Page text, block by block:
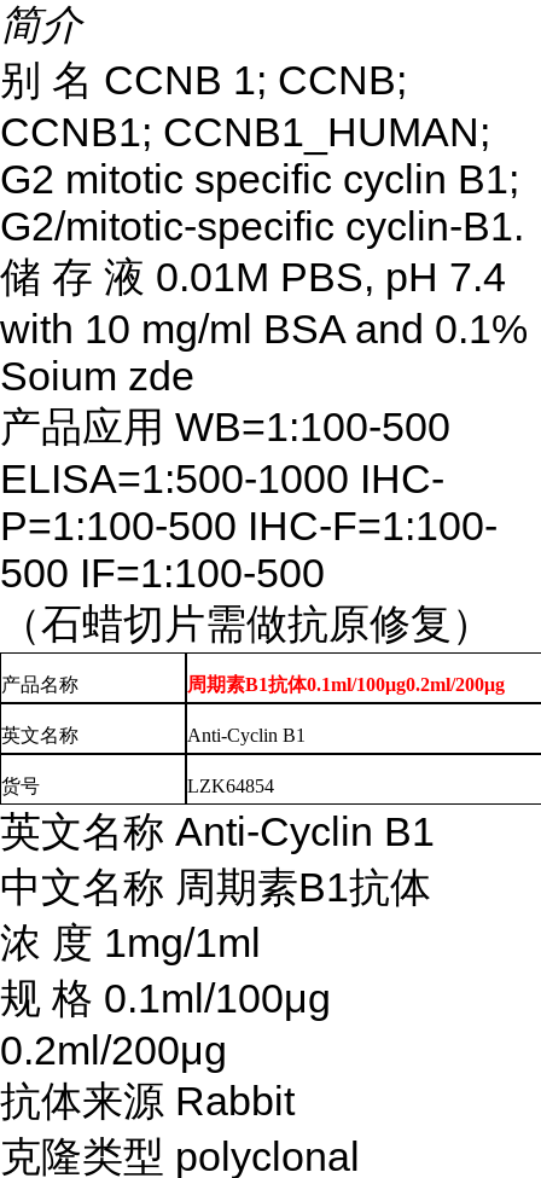
简介
别 名 CCNB 1; CCNB;
CCNB1; CCNB1_HUMAN;
G2 mitotic specific cyclin B1;
G2/mitotic-specific cyclin-B1.
储 存 液 0.01M PBS, pH 7.4
with 10 mg/ml BSA and 0.1%
Soium zde
产品应用 WB=1:100-500
ELISA=1:500-1000 IHC-
P=1:100-500 IHC-F=1:100-
500 IF=1:100-500
（石蜡切片需做抗原修复）
产品名称 周期素B1抗体0.1ml/100μg0.2ml/200μg
英文名称 Anti-Cyclin B1
货号 LZK64854
英文名称 Anti-Cyclin B1
中文名称 周期素B1抗体
浓 度 1mg/1ml
规 格 0.1ml/100μg
0.2ml/200μg
抗体来源 Rabbit
克隆类型 polyclonal